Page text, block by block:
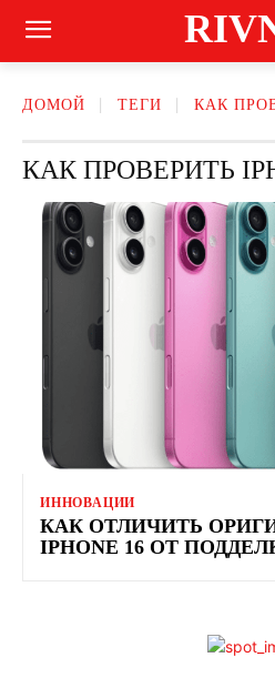
ДОМОЙ ТЕГИ КАК
КАК ПРОВЕРИТЬ
ИННОВАЦИИ
КАК ОТЛИЧИТЬ
IPHONE 16 ОТ